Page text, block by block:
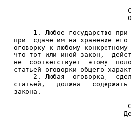
1. Любое государство
при  сдаче им на хранение его
оговорку к любому
что тот или иной закон,
не  соответствует  этому
статьей оговорки общего
2. Любая  оговорка,
статьей,   должна   содержать
закона.